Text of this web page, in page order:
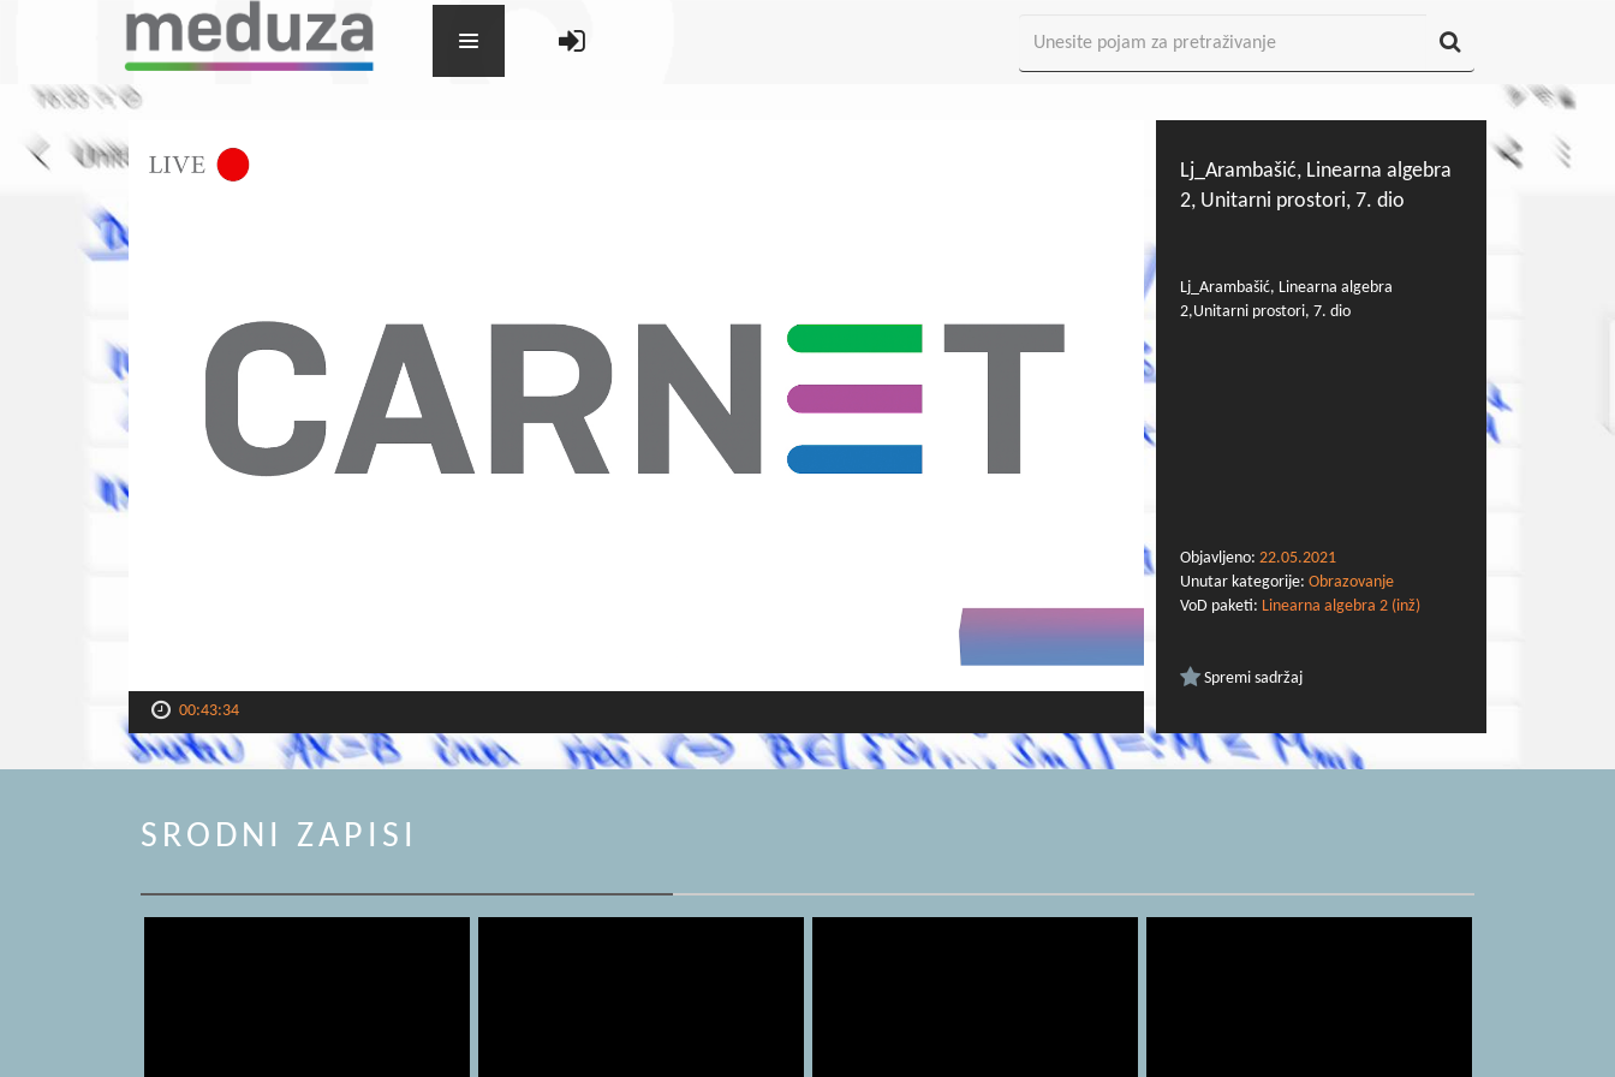
00:43:34
Lj_Arambašić, Linearna algebra
2, Unitarni prostori, 7. dio
Lj_Arambašić, Linearna algebra
2,Unitarni prostori, 7. dio
Objavljeno: 22.05.2021
Unutar kategorije: Obrazovanje
VoD paketi: Linearna algebra 2 (inž)
Spremi sadržaj
SRODNI ZAPISI